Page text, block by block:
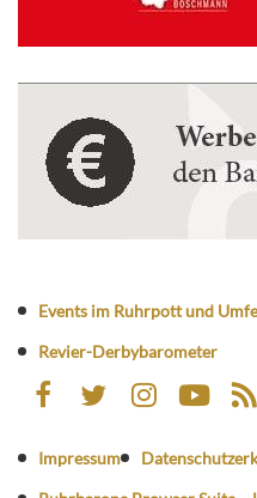
Events im Ruhrpott und
Revier-Derbybarometer
Impressum